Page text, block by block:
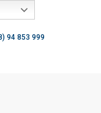
94 853 999